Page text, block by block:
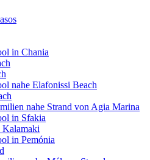
in Chania
nahe Elafonissi Beach
nahe Strand von Agia Marina
in Sfakia
Kalamaki
in Pemónia